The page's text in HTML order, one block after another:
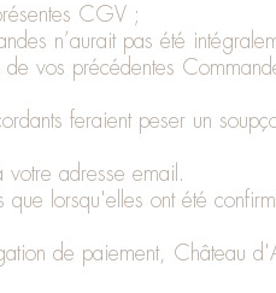
CGV ;
n’aurait pas été
vos précédentes
feraient peser un
adresse email.
que lorsqu'elles ont été
de paiement, Château